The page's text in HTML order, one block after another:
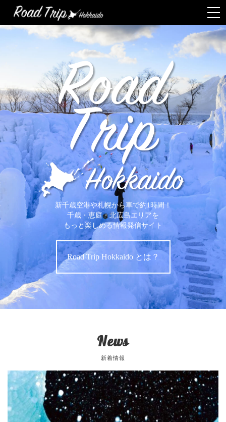
新千歳空港や札幌から車で約1時間！
千歳・恵庭・北広島エリアを
もっと楽しめる情報発信サイト
Road Trip Hokkaido とは？
News
新着情報